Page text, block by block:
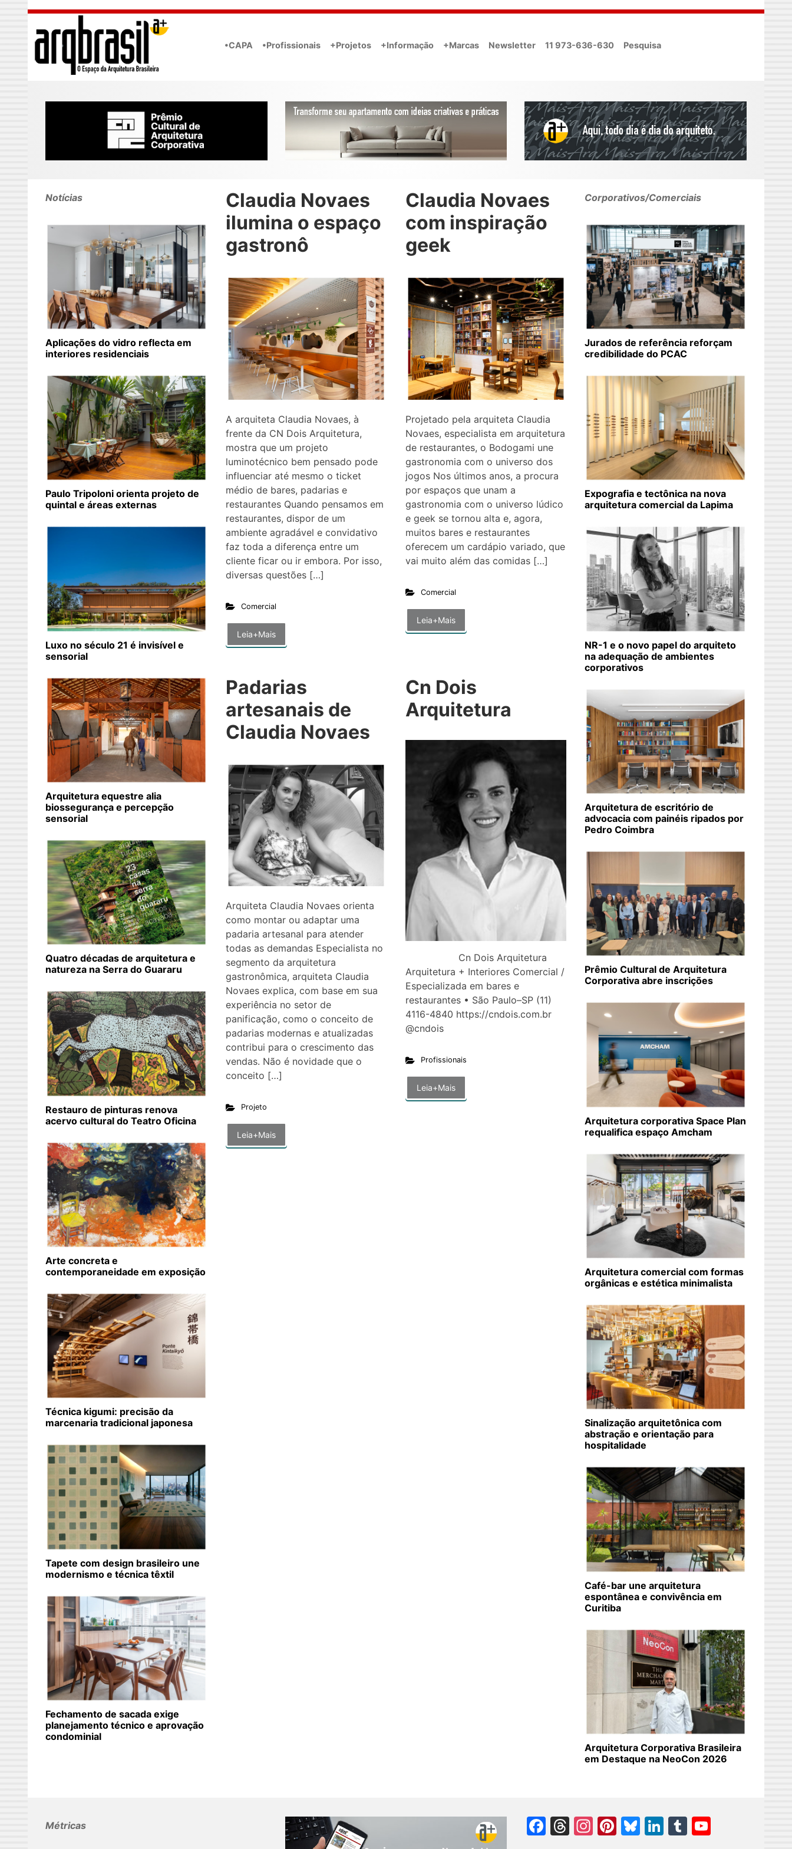
Skip to main content
•CAPA •Profissionais +Projetos +Informação +Marcas Newsletter 11 973-636-630 Pesquisa
Claudia Novaes
ilumina o espaço
gastronô
A arquiteta Claudia Novaes, à
frente da CN Dois Arquitetura,
mostra que um projeto
luminotécnico bem pensado pode
influenciar até mesmo o ticket
médio de bares, padarias e
restaurantes Quando pensamos em
restaurantes, dispor de um
ambiente agradável e convidativo
faz toda a diferença entre um
cliente ficar ou ir embora. Por isso,
diversas questões […]
Comercial
Leia+Mais
Claudia Novaes
com inspiração
geek
Projetado pela arquiteta Claudia
Novaes, especialista em arquitetura
de restaurantes, o Bodogami une
gastronomia com o universo dos
jogos Nos últimos anos, a procura
por espaços que unam a
gastronomia com o universo lúdico
e geek se tornou alta e, agora,
muitos bares e restaurantes
oferecem um cardápio variado, que
vai muito além das comidas […]
Comercial
Leia+Mais
Padarias
artesanais de
Claudia Novaes
Arquiteta Claudia Novaes orienta
como montar ou adaptar uma
padaria artesanal para atender
todas as demandas Especialista no
segmento da arquitetura
gastronômica, arquiteta Claudia
Novaes explica, com base em sua
experiência no setor de
panificação, como o conceito de
padarias modernas e atualizadas
contribui para o crescimento das
vendas. Não é novidade que o
conceito […]
Projeto
Leia+Mais
Cn Dois
Arquitetura
Cn Dois Arquitetura
Arquitetura + Interiores Comercial /
Especializada em bares e
restaurantes • São Paulo–SP (11)
4116-4840 https://cndois.com.br
@cndois
Profissionais
Leia+Mais
Notícias
Aplicações do vidro reflecta em
interiores residenciais
Paulo Tripoloni orienta projeto de
quintal e áreas externas
Luxo no século 21 é invisível e
sensorial
Arquitetura equestre alia
biossegurança e percepção
sensorial
Quatro décadas de arquitetura e
natureza na Serra do Guararu
Restauro de pinturas renova
acervo cultural do Teatro Oficina
Arte concreta e
contemporaneidade em exposição
Técnica kigumi: precisão da
marcenaria tradicional japonesa
Tapete com design brasileiro une
modernismo e técnica têxtil
Fechamento de sacada exige
planejamento técnico e aprovação
condominial
Corporativos/Comerciais
Jurados de referência reforçam
credibilidade do PCAC
Expografia e tectônica na nova
arquitetura comercial da Lapima
NR-1 e o novo papel do arquiteto
na adequação de ambientes
corporativos
Arquitetura de escritório de
advocacia com painéis ripados por
Pedro Coimbra
Prêmio Cultural de Arquitetura
Corporativa abre inscrições
Arquitetura corporativa Space Plan
requalifica espaço Amcham
Arquitetura comercial com formas
orgânicas e estética minimalista
Sinalização arquitetônica com
abstração e orientação para
hospitalidade
Café-bar une arquitetura
espontânea e convivência em
Curitiba
Arquitetura Corporativa Brasileira
em Destaque na NeoCon 2026
Métricas Facebook
Threads
Instagram
Pinterest
Bluesky
LinkedIn
Tumblr